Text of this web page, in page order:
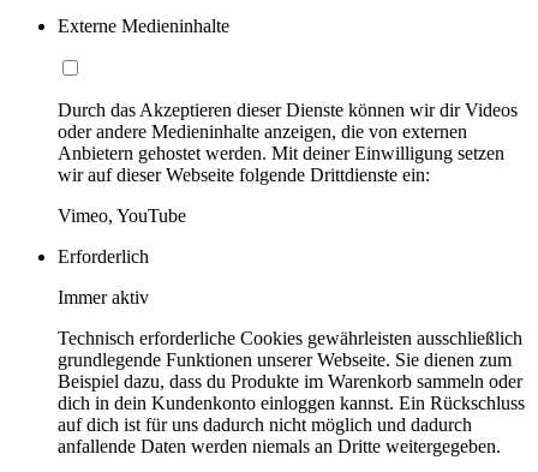
Externe Medieninhalte
Durch das Akzeptieren dieser Dienste können wir dir Videos
oder andere Medieninhalte anzeigen, die von externen
Anbietern gehostet werden. Mit deiner Einwilligung setzen
wir auf dieser Webseite folgende Drittdienste ein:
Vimeo, YouTube
Erforderlich
Immer aktiv
Technisch erforderliche Cookies gewährleisten ausschließlich
grundlegende Funktionen unserer Webseite. Sie dienen zum
Beispiel dazu, dass du Produkte im Warenkorb sammeln oder
dich in dein Kundenkonto einloggen kannst. Ein Rückschluss
auf dich ist für uns dadurch nicht möglich und dadurch
anfallende Daten werden niemals an Dritte weitergegeben.